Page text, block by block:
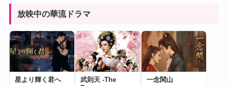
放映中の華流ドラマ
星より輝く君へ
武則天 -The
一念関山